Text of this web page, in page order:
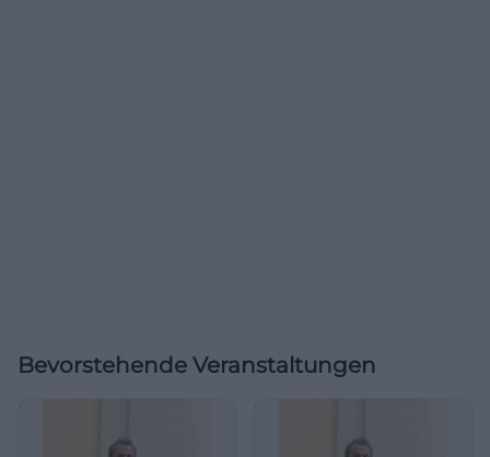
Bevorstehende Veranstaltungen